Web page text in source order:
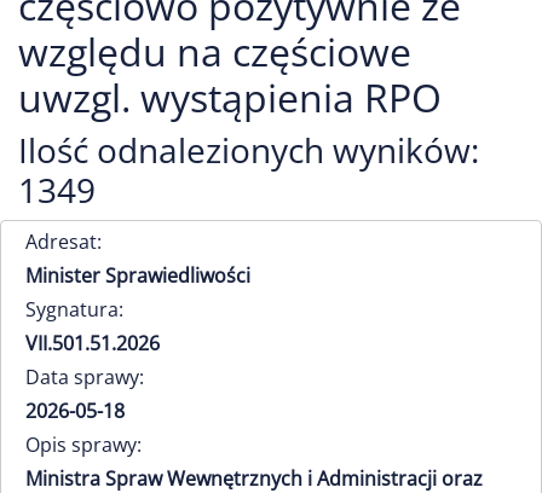
względu na częściowe
uwzgl. wystąpienia RPO
Ilość odnalezionych wyników:
1349
Adresat:
Minister Sprawiedliwości
Sygnatura:
VII.501.51.2026
Data sprawy:
2026-05-18
Opis sprawy:
Ministra Spraw Wewnętrznych i Administracji oraz